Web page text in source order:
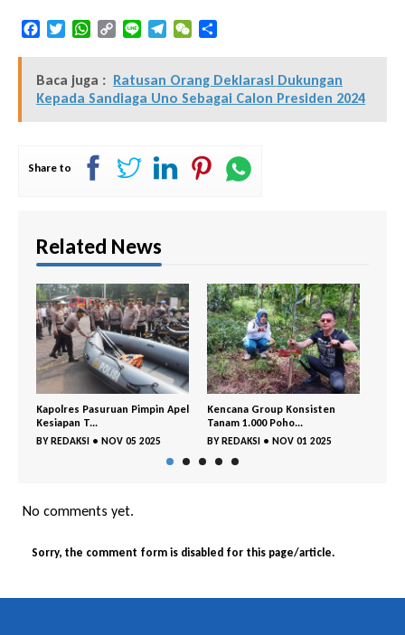
FacebookTwitterWhatsApp
Copy
Line TelegramWeChat
Baca juga : Ratusan Orang Deklarasi Dukungan
Kepada Sandiaga Uno Sebagai Calon Presiden 2024
Share to
Related News
Kencana Group Konsisten
Tanam 1.000 Poho...
BYREDAKSI •NOV 01 2025
Cegah Sejak Dini, BNNK
Pasuruan dan Polr...
BYREDAKSI •OKT 29 2025
No comments yet.
Sorry, the comment form is disabled for this page/article.